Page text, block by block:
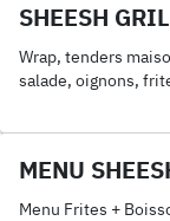
SHEESH
Wrap, tenders
salade, oignons,
MENU
Menu Frites +